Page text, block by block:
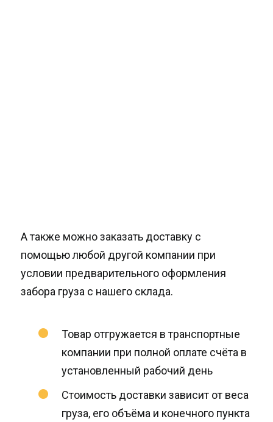
А также можно заказать доставку с
помощью любой другой компании при
условии предварительного оформления
забора груза с нашего склада.
Товар отгружается в транспортные
компании при полной оплате счёта в
установленный рабочий день
Стоимость доставки зависит от веса
груза, его объёма и конечного пункта